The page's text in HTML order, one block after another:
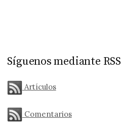
Síguenos mediante RSS
Artículos
Comentarios